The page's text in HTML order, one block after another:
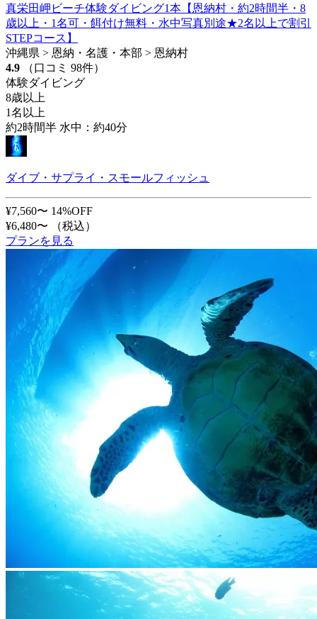
真栄田岬ビーチ体験ダイビング1本【恩納村・約2時間半・8
歳以上・1名可・餌付け無料・水中写真別途★2名以上で割引
STEPコース】
沖縄県 > 恩納・名護・本部 > 恩納村
4.9
（口コミ 98件）
体験ダイビング
8歳以上
1名以上
約2時間半 水中：約40分
ダイブ・サプライ・スモールフィッシュ
¥7,560〜 14%OFF
¥6,480〜
（税込）
プランを見る